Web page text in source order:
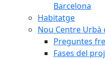
Barcelona
Habitatge
Nou Centre Urbà
Preguntes
Fases del